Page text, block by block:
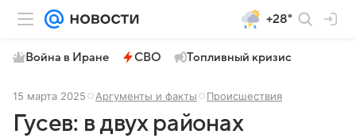
+28°
Война в Иране СВО Топливный кризис
15 марта 2025 Аргументы и факты Происшествия
Гусев: в двух районах